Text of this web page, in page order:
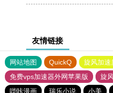
友情链接
网站地图 QuickQ 旋风加速
免费vps加速器外网苹果版
旋
哔咔漫画
瑞乐小说 小美